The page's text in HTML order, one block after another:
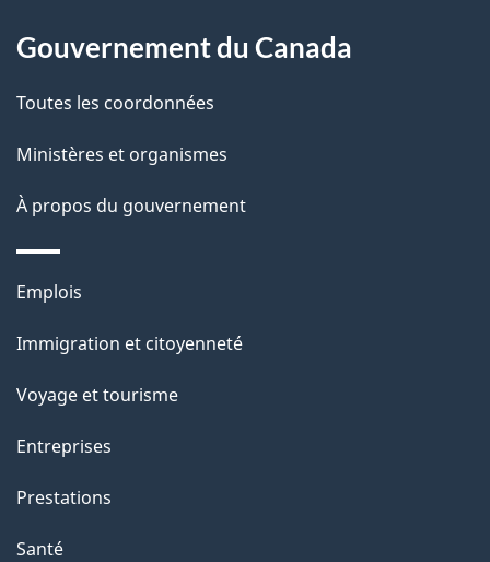
i
l
s
d
e
l
a
p
a
g
e
propos
de
ce
site
Gouvernement du Canada
Toutes les coordonnées
Ministères et organismes
À propos du gouvernement
Thèmes
sujets
Emplois
Immigration et citoyenneté
Voyage et tourisme
Entreprises
Prestations
Santé